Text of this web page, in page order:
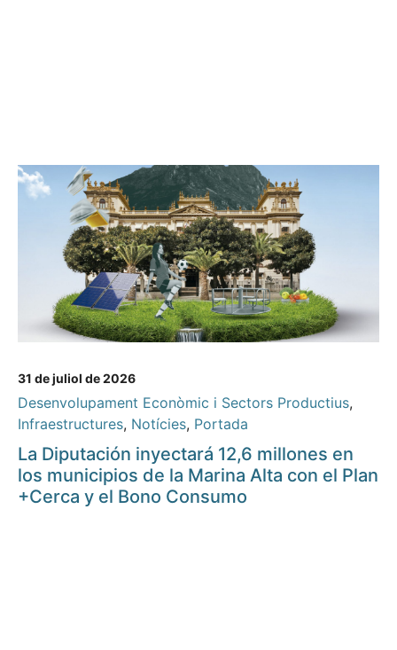
31 de juliol de 2026
Desenvolupament Econòmic i Sectors Productius,
Infraestructures, Notícies, Portada
La Diputación inyectará 12,6 millones en
los municipios de la Marina Alta con el Plan
+Cerca y el Bono Consumo